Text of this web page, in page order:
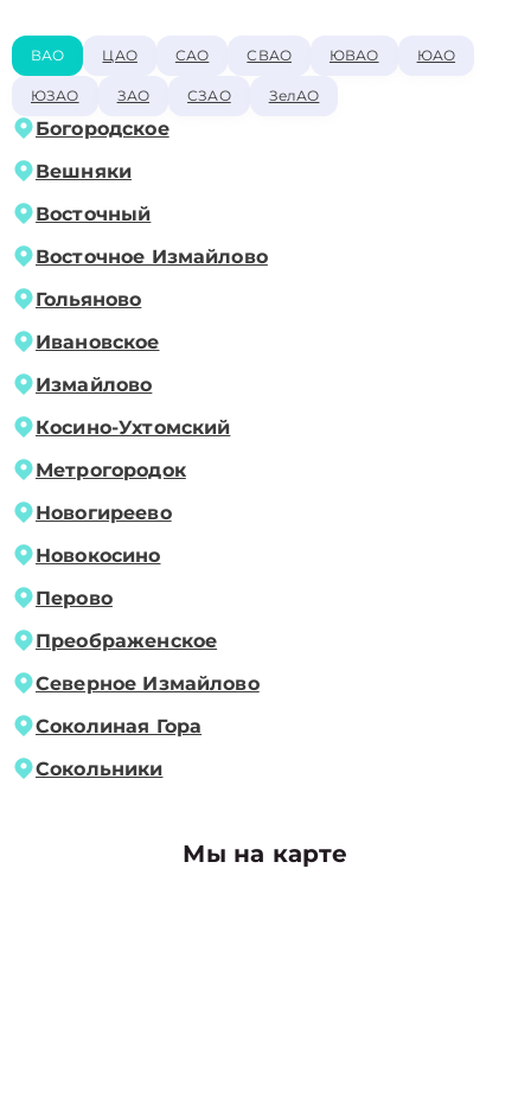
ВАО ЦАО САО СВАО ЮВАО ЮАО
ЮЗАО ЗАО СЗАО ЗелАО
Богородское
Вешняки
Восточный
Восточное Измайлово
Гольяново
Ивановское
Измайлово
Косино-Ухтомский
Метрогородок
Новогиреево
Новокосино
Перово
Преображенское
Северное Измайлово
Соколиная Гора
Сокольники
Мы на карте